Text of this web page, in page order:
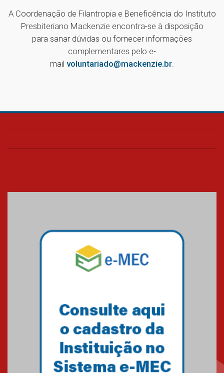
A Coordenação de Filantropia e Beneficência do Instituto
Presbiteriano Mackenzie encontra-se à disposição
para sanar dúvidas ou fornecer informações
complementares pelo e-
mail voluntariado@mackenzie.br.